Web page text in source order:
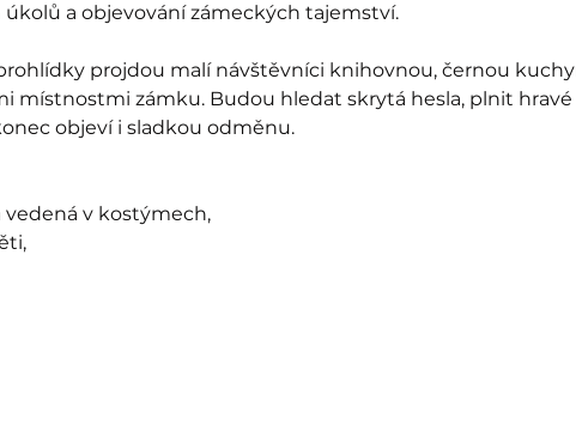
a objevování zámeckých tajemství.
projdou malí návštěvníci knihovnou, černou
místnostmi zámku. Budou hledat skrytá hesla, plnit
objeví i sladkou odměnu.
v kostýmech,